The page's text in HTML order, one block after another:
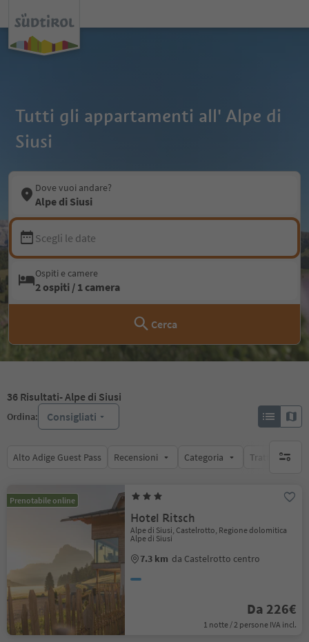
Tutti gli appartamenti all' Alpe di
Siusi
Dove vuoi andare?
Alpe di Siusi
Scegli le date
Ospiti e camere
2 ospiti / 1 camera
Cerca
36 Risultati- Alpe di Siusi
Ordina: Consigliati
Alto Adige Guest Pass Recensioni Categoria Trattamento
Prenotabile online
Hotel Ritsch
Alpe di Siusi, Castelrotto, Regione dolomitica
Alpe di Siusi
7.3 km da Castelrotto centro
Da 226€
1 notte / 2 persone IVA incl.